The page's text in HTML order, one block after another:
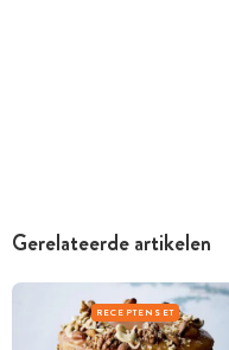
Gerelateerde artikelen
RECEPTENSET